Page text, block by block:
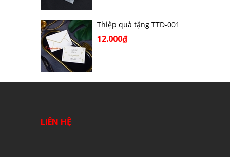
Mẫu M-19
Thiệp quà tặng TTD-001
12.000₫
LIÊN HỆ